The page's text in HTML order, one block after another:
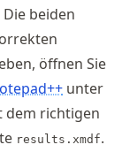
beiden
öffnen Sie
unter
dem richtigen
results.xmdf.